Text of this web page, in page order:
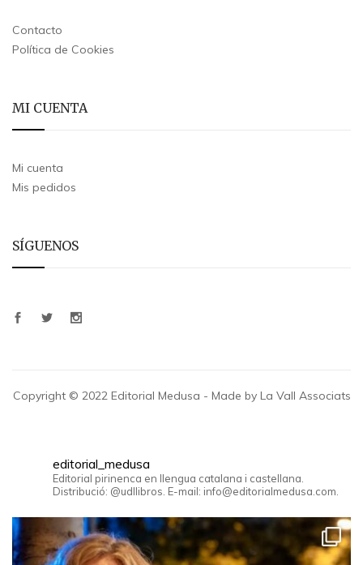
Contacto
Política de Cookies
MI CUENTA
Mi cuenta
Mis pedidos
SÍGUENOS
Copyright © 2022 Editorial Medusa - Made by La Vall Associats
editorial_medusa
Editorial pirinenca en llengua catalana i castellana.
Distribució: @udllibros. E-mail: info@editorialmedusa.com.